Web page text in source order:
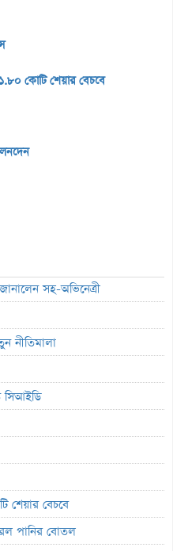
কোটি শেয়ার বেচবে
সহ-অভিনেত্রী
নীতিমালা
সিআইডি
শেয়ার বেচবে
পানির বোতল